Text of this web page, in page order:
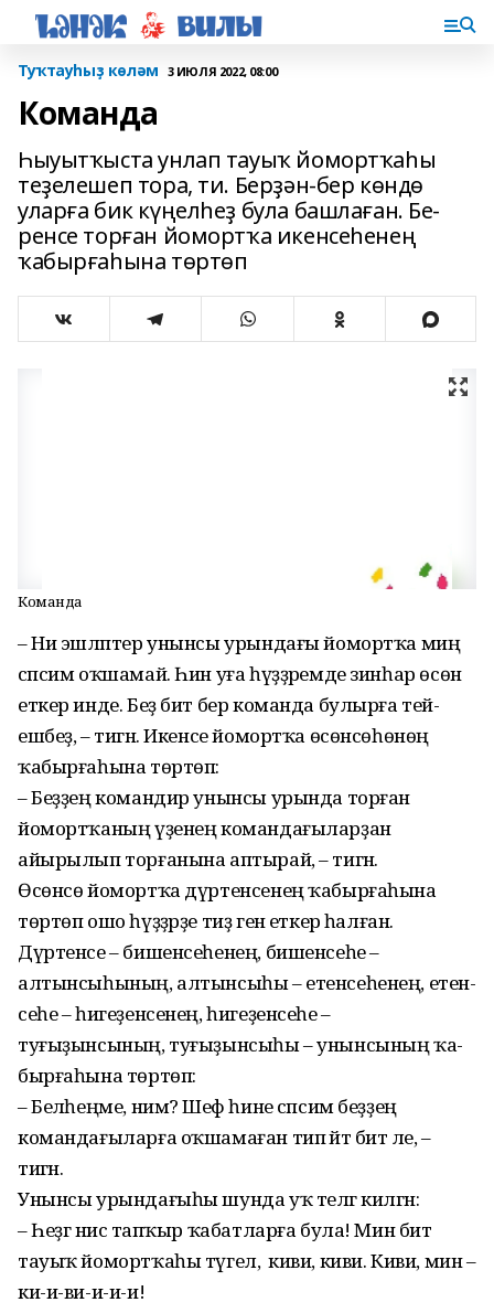
Туҡтауһыҙ көләм 3 ИЮЛЯ 2022, 08:00
Команда
Һыуытҡыста унлап тауыҡ йо­мортҡаһы
теҙелешеп тора, ти. Берҙән-бер көндө
уларға бик күңелһеҙ була башлаған. Бе­
ренсе торған йомортҡа икен­сеһенең
ҡабырғаһына төр­­төп
Команда
– Ни эшләптер унынсы урын­дағы йомортҡа миңә
сәпсим оҡшамай. Һин уға һүҙҙәремде зин­һар өсөн
еткер инде. Беҙ бит бер команда булырға те­й­
ешбеҙ, – тигән. Икенсе йо­морт­ҡа өсөнсөһөнөң
ҡабырға­һына төртөп:
– Беҙҙең командир унынсы урында торған
йомортҡаның үҙенең командағыларҙан
айырылып торғанына аптырай, – тигән.
Өсөнсө йомортҡа дүртенсе­нең ҡабырғаһына
төртөп ошо һүҙҙәрҙе тиҙ генә еткерә һал­ған.
Дүртенсе – бишенсеһенең, би­­­ше­нсеһе –
алтынсыһының, ал­тынсыһы – етенсеһенең, етен­
сеһе – һигеҙенсенең, һи­геҙенсеһе –
туғыҙынсының, туғыҙын­сы­һы – унынсының ҡа­
бырғаһына төртөп:
– Беләһеңме, нимә? Шеф һине сәпсим беҙҙең
команда­ғыларға оҡшамаған тип әйтә бит әле, –
тигән.
Унынсы урындағыһы шунда уҡ телгә килгән:
– Һеҙгә нисә тапҡыр ҡабат­лар­ға була! Мин бит
тауыҡ йомортҡаһы түгел, ә киви, киви. Киви, мин –
ки-и-ви-и-и-и!